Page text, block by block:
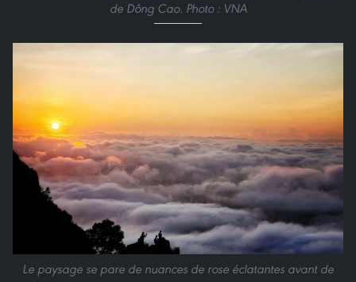
de Dông Cao. Photo : VNA
Le paysage se pare de nuances de rose éclatantes avant de